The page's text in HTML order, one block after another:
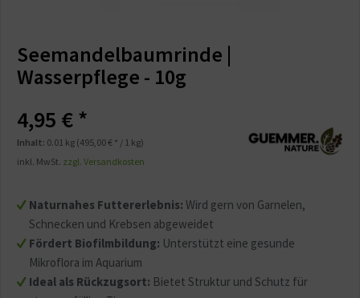
Seemandelbaumrinde |
Wasserpflege - 10g
Naturnahes Futtererlebnis: Wird gern von Garnelen,
Schnecken und Krebsen abgeweidet
Fördert Biofilmbildung: Unterstützt eine gesunde
Mikroflora im Aquarium
Ideal als Rückzugsort: Bietet Struktur und Schutz für
4,95 € *
Inhalt: 0.01 kg (495,00 € * / 1 kg)
inkl. MwSt. zzgl. Versandkosten